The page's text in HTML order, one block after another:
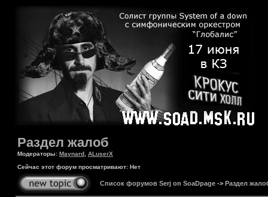
Раздел жалоб
Модераторы: Maynard ALuserX
Сейчас этот форум просматривают: Нет
Список форумов Serj on SoaDpage -> Раздел